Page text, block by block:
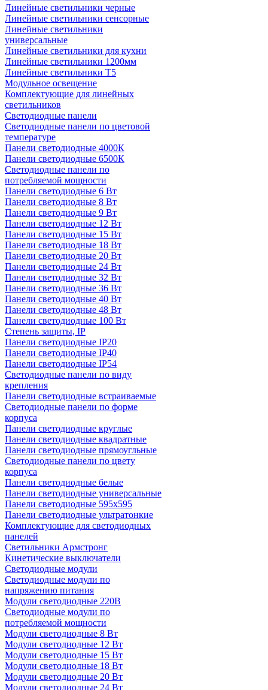
Линейные светильники черные
Линейные светильники сенсорные
Линейные светильники
универсальные
Линейные светильники для кухни
Линейные светильники 1200мм
Линейные светильники Т5
Модульное освещение
Комплектующие для линейных
светильников
Светодиодные панели
Светодиодные панели по цветовой
температуре
Панели светодиодные 4000К
Панели светодиодные 6500К
Светодиодные панели по
потребляемой мощности
Панели светодиодные 6 Вт
Панели светодиодные 8 Вт
Панели светодиодные 9 Вт
Панели светодиодные 12 Вт
Панели светодиодные 15 Вт
Панели светодиодные 18 Вт
Панели светодиодные 20 Вт
Панели светодиодные 24 Вт
Панели светодиодные 32 Вт
Панели светодиодные 36 Вт
Панели светодиодные 40 Вт
Панели светодиодные 48 Вт
Панели светодиодные 100 Вт
Степень защиты, IP
Панели светодиодные IP20
Панели светодиодные IP40
Панели светодиодные IP54
Светодиодные панели по виду
крепления
Панели светодиодные встраиваемые
Светодиодные панели по форме
корпуса
Панели светодиодные круглые
Панели светодиодные квадратные
Панели светодиодные прямоугльные
Светодиодные панели по цвету
корпуса
Панели светодиодные белые
Панели светодиодные универсальные
Панели светодиодные 595х595
Панели светодиодные ультратонкие
Комплектующие для светодиодных
панелей
Светильники Армстронг
Кинетические выключатели
Светодиодные модули
Светодиодные модули по
напряжению питания
Модули светодиодные 220В
Светодиодные модули по
потребляемой мощности
Модули светодиодные 8 Вт
Модули светодиодные 12 Вт
Модули светодиодные 15 Вт
Модули светодиодные 18 Вт
Модули светодиодные 20 Вт
Модули светодиодные 24 Вт